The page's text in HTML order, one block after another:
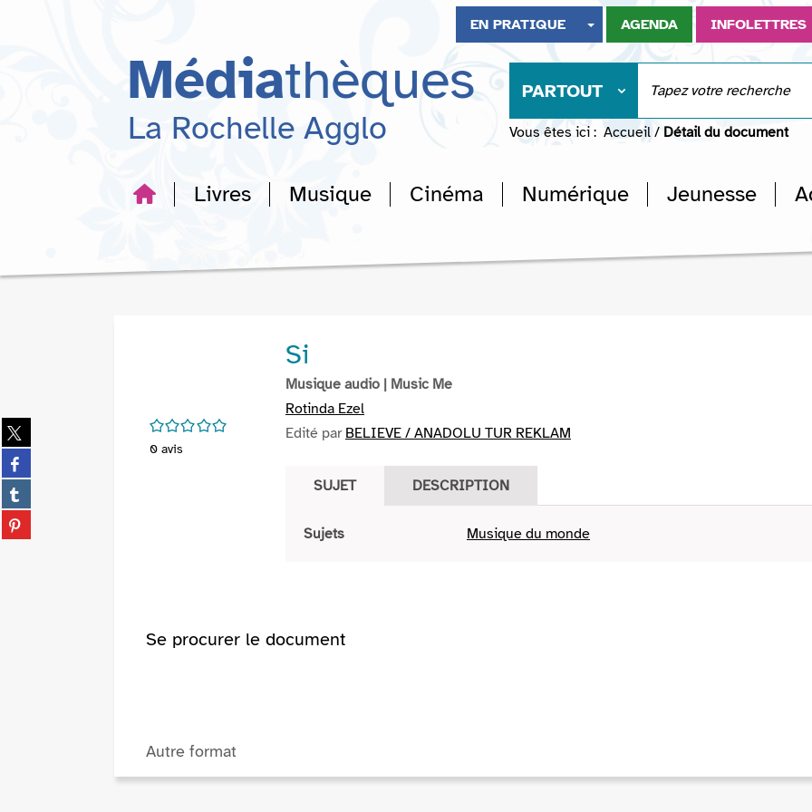
recherche
EN PRATIQUE AGENDA INFOLETTRES
Médiathèques
La Rochelle Agglo
PARTOUT
Vous êtes ici : Accueil / Détail du document
Livres Musique Cinéma Numérique Jeunesse
Partager
sur
twitter
(Nouvelle
fenêtre)
Partager
sur
facebook
(Nouvelle
fenêtre)
Partager
sur
tumblr
Partager
sur
/5
0 avis
Si
Musique audio | Music Me
Rotinda Ezel
Edité par BELIEVE / ANADOLU TUR REKLAM
SUJET DESCRIPTION
Sujets Musique du monde
Se procurer le document
Autre format